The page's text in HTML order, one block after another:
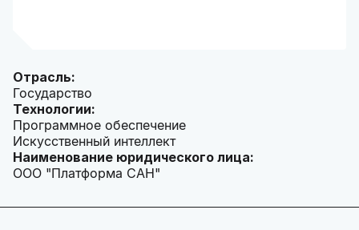
Отрасль:
Государство
Технологии:
Программное обеспечение
Искусственный интеллект
Наименование юридического лица:
ООО "Платформа САН"